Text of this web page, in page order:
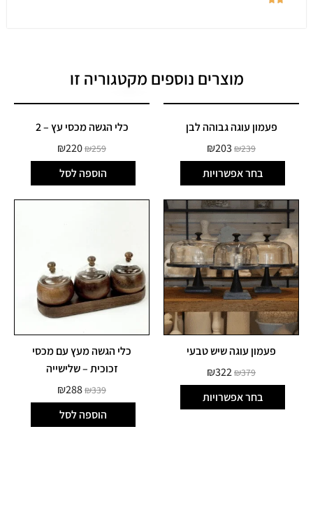
מוצרים נוספים מקטגוריה זו
פעמון עוגה גבוהה לבן
₪239
₪203
בחר אפשרויות
כלי הגשה מכסי עץ – 2
₪259
₪220
הוספה לסל
פעמון עוגה שיש טבעי
₪379
₪322
בחר אפשרויות
כלי הגשה מעץ עם מכסי
זכוכית – שלישייה
₪339
₪288
הוספה לסל